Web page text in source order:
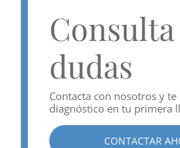
dudas
Contacta con nosotros y
diagnóstico en tu primera
CONTACTAR